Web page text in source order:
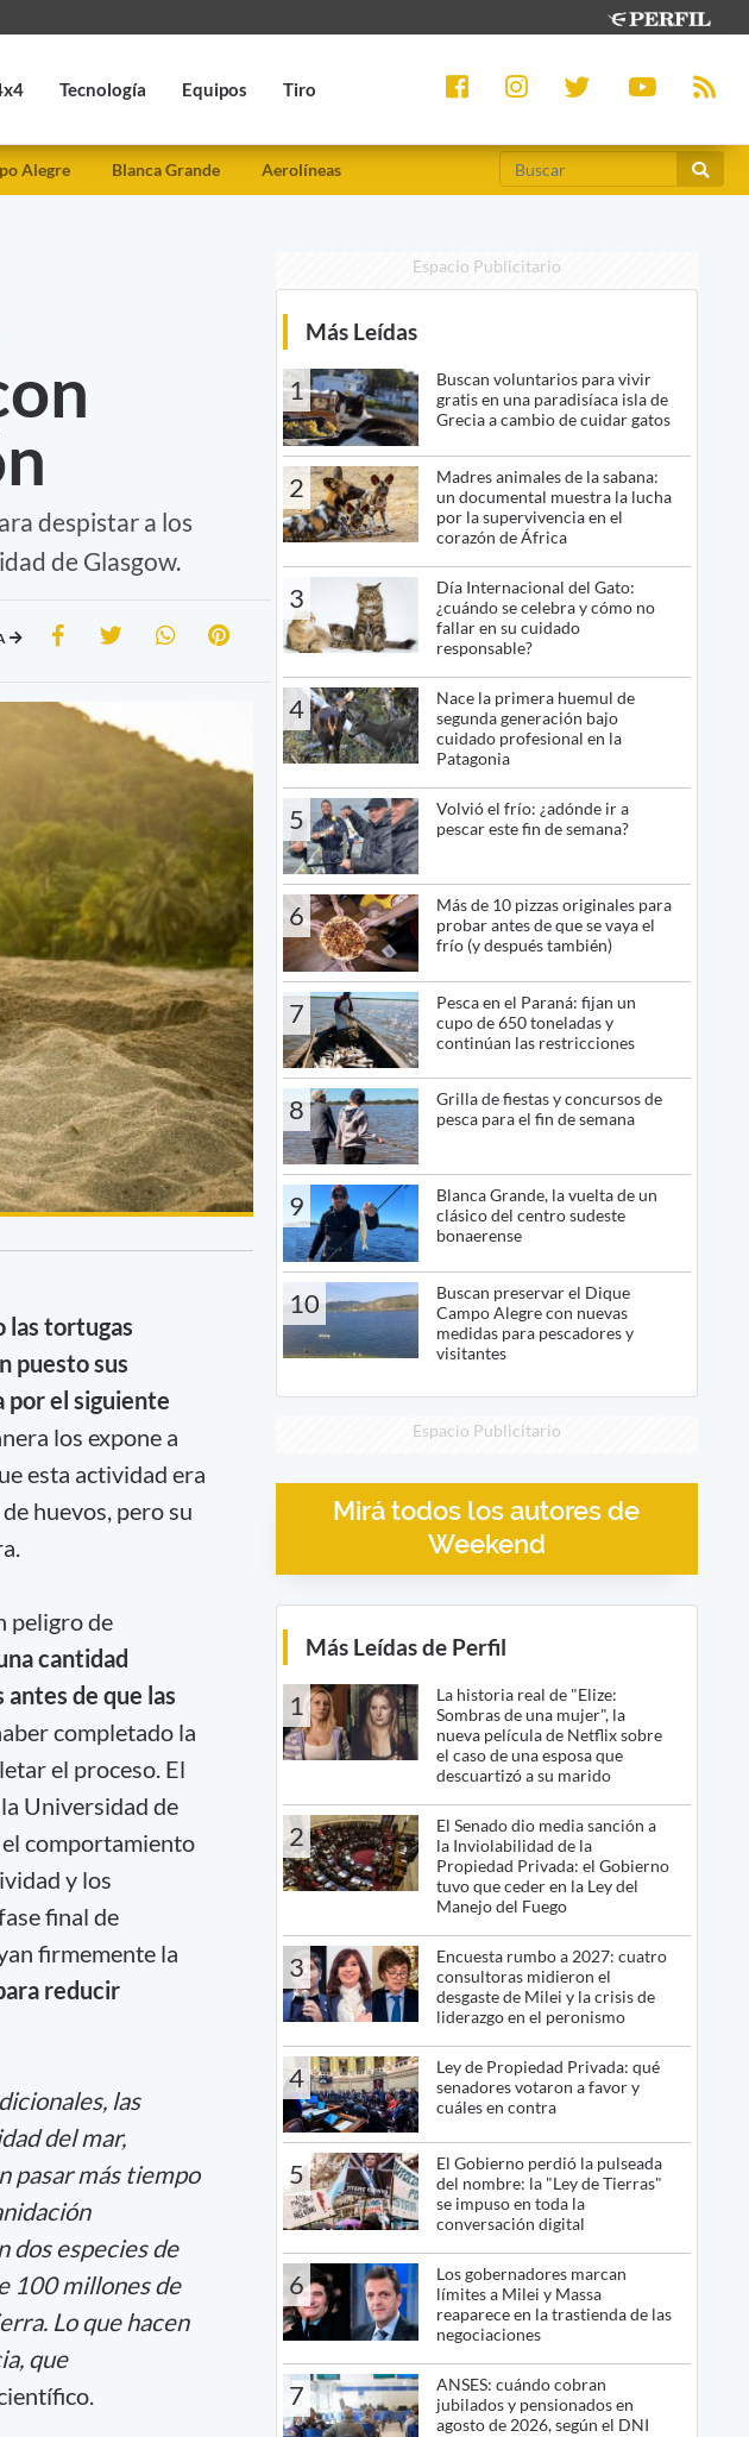
Tecnología Equipos Tiro
Alegre Blanca Grande Aerolíneas
despistar a los
de Glasgow.
las tortugas
puesto sus
por el siguiente
los expone a
esta actividad era
huevos, pero su
peligro de
cantidad
de que las
completado la
el proceso. El
Universidad de
comportamiento
y los
final de
firmemente la
reducir
las
del mar,
pasar más tiempo
especies de
100 millones de
Lo que hacen
que
Espacio Publicitario
Más Leídas
1
Buscan voluntarios para vivir
gratis en una paradisíaca isla de
Grecia a cambio de cuidar gatos
2
Madres animales de la sabana:
un documental muestra la lucha
por la supervivencia en el
corazón de África
3
Día Internacional del Gato:
¿cuándo se celebra y cómo no
fallar en su cuidado
responsable?
4
Nace la primera huemul de
segunda generación bajo
cuidado profesional en la
Patagonia
5
Volvió el frío: ¿adónde ir a
pescar este fin de semana?
6
Más de 10 pizzas originales para
probar antes de que se vaya el
frío (y después también)
7
Pesca en el Paraná: fijan un
cupo de 650 toneladas y
continúan las restricciones
8
Grilla de fiestas y concursos de
pesca para el fin de semana
9
Blanca Grande, la vuelta de un
clásico del centro sudeste
bonaerense
10
Buscan preservar el Dique
Campo Alegre con nuevas
medidas para pescadores y
visitantes
Espacio Publicitario
Mirá todos los autores de
Weekend
Más Leídas de Perfil
1
La historia real de "Elize:
Sombras de una mujer", la
nueva película de Netflix sobre
el caso de una esposa que
descuartizó a su marido
2
El Senado dio media sanción a
la Inviolabilidad de la
Propiedad Privada: el Gobierno
tuvo que ceder en la Ley del
Manejo del Fuego
3
Encuesta rumbo a 2027: cuatro
consultoras midieron el
desgaste de Milei y la crisis de
liderazgo en el peronismo
4
Ley de Propiedad Privada: qué
senadores votaron a favor y
cuáles en contra
5
El Gobierno perdió la pulseada
del nombre: la "Ley de Tierras"
se impuso en toda la
conversación digital
6
Los gobernadores marcan
límites a Milei y Massa
reaparece en la trastienda de las
negociaciones
7
ANSES: cuándo cobran
jubilados y pensionados en
agosto de 2026, según el DNI